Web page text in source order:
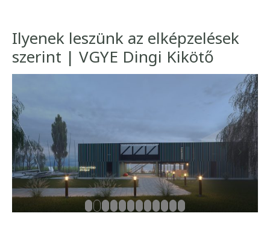
Ilyenek leszünk az elképzelések
szerint | VGYE Dingi Kikötő